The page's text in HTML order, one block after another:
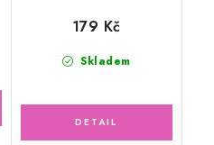
Skladem
179 Kč